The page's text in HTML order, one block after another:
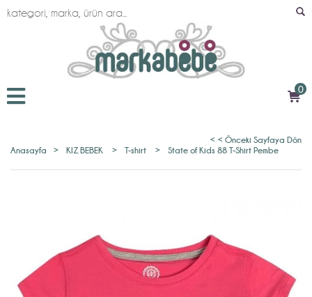
0
< < Önceki Sayfaya Dön
Anasayfa
> KIZ BEBEK > T-shirt > State of Kids 88 T-Shirt Pembe